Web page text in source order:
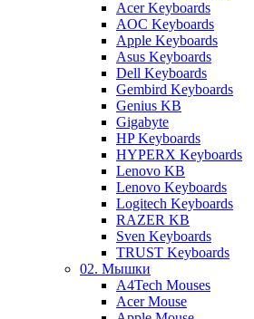
Acer Keyboards
AOC Keyboards
Apple Keyboards
Asus Keyboards
Dell Keyboards
Gembird Keyboards
Genius KB
Gigabyte
HP Keyboards
HYPERX Keyboards
Lenovo KB
Lenovo Keyboards
Logitech Keyboards
RAZER KB
Sven Keyboards
TRUST Keyboards
02. Мышки
A4Tech Mouses
Acer Mouse